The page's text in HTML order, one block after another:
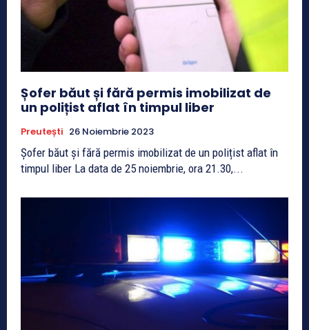
Șofer băut și fără permis imobilizat de
un polițist aflat în timpul liber
Preutești 26 Noiembrie 2023
Șofer băut și fără permis imobilizat de un polițist aflat în
timpul liber La data de 25 noiembrie, ora 21.30,...